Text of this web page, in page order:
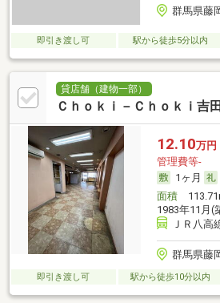
群馬県藤
即引き渡し可 駅から徒歩5分以内
貸店舗（建物一部）
Ｃｈｏｋｉ－Ｃｈｏｋｉ吉
12.10万円
管理費等-
1ヶ月
面積
1983年11月(
ＪＲ八高
群馬県藤
即引き渡し可 駅から徒歩10分以内